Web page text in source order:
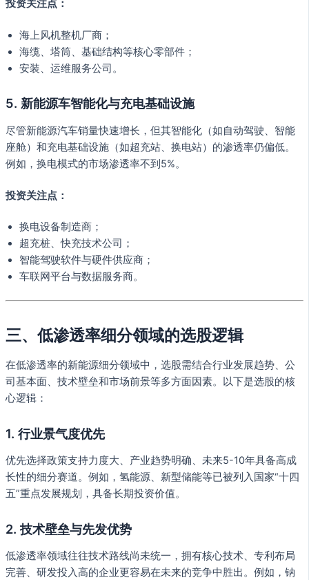
投资关注点：
海上风机整机厂商；
海缆、塔筒、基础结构等核心零部件；
安装、运维服务公司。
5. 新能源车智能化与充电基础设施
尽管新能源汽车销量快速增长，但其智能化（如自动驾驶、智能
座舱）和充电基础设施（如超充站、换电站）的渗透率仍偏低。
例如，换电模式的市场渗透率不到5%。
投资关注点：
换电设备制造商；
超充桩、快充技术公司；
智能驾驶软件与硬件供应商；
车联网平台与数据服务商。
三、低渗透率细分领域的选股逻辑
在低渗透率的新能源细分领域中，选股需结合行业发展趋势、公
司基本面、技术壁垒和市场前景等多方面因素。以下是选股的核
心逻辑：
1. 行业景气度优先
优先选择政策支持力度大、产业趋势明确、未来5-10年具备高成
长性的细分赛道。例如，氢能源、新型储能等已被列入国家“十四
五”重点发展规划，具备长期投资价值。
2. 技术壁垒与先发优势
低渗透率领域往往技术路线尚未统一，拥有核心技术、专利布局
完善、研发投入高的企业更容易在未来的竞争中胜出。例如，钠